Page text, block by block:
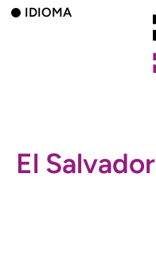
IDIOMA
El Salvador